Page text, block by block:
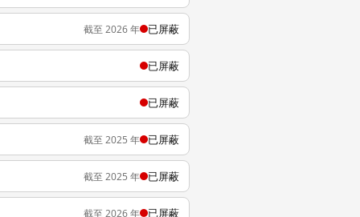
截至 2026 年 已屏蔽
已屏蔽
已屏蔽
截至 2025 年 已屏蔽
截至 2025 年 已屏蔽
截至 2026 年 已屏蔽